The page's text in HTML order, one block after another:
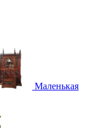
Маленькая